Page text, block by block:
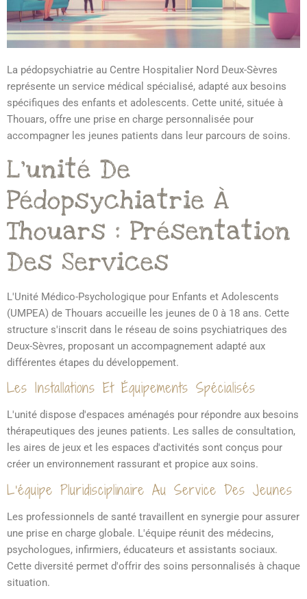
La pédopsychiatrie au Centre Hospitalier Nord Deux-Sèvres
représente un service médical spécialisé, adapté aux besoins
spécifiques des enfants et adolescents. Cette unité, située à
Thouars, offre une prise en charge personnalisée pour
accompagner les jeunes patients dans leur parcours de soins.
L'unité De
Pédopsychiatrie À
Thouars : Présentation
Des Services
L'Unité Médico-Psychologique pour Enfants et Adolescents
(UMPEA) de Thouars accueille les jeunes de 0 à 18 ans. Cette
structure s'inscrit dans le réseau de soins psychiatriques des
Deux-Sèvres, proposant un accompagnement adapté aux
différentes étapes du développement.
Les Installations Et Équipements Spécialisés
L'unité dispose d'espaces aménagés pour répondre aux besoins
thérapeutiques des jeunes patients. Les salles de consultation,
les aires de jeux et les espaces d'activités sont conçus pour
créer un environnement rassurant et propice aux soins.
L'équipe Pluridisciplinaire Au Service Des Jeunes
Les professionnels de santé travaillent en synergie pour assurer
une prise en charge globale. L'équipe réunit des médecins,
psychologues, infirmiers, éducateurs et assistants sociaux.
Cette diversité permet d'offrir des soins personnalisés à chaque
situation.